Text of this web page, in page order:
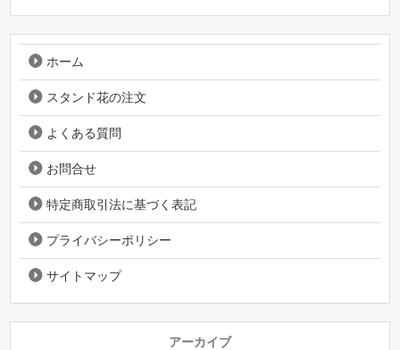
ホーム
スタンド花の注文
よくある質問
お問合せ
特定商取引法に基づく表記
プライバシーポリシー
サイトマップ
アーカイブ